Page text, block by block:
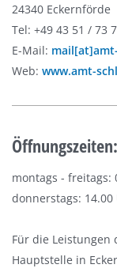
24340 Eckernförde
Tel: +49 43 51 /
E-Mail:
Web: www.amt-
Öffnungszeiten:
montags - freitags:
donnerstags:
Für die Leistungen
Hauptstelle in